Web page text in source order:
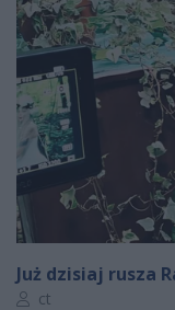
Już dzisiaj rusza
Autor artykułu:
ct